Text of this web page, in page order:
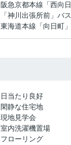
阪急京都本線 「西向日
「神川出張所前」
東海道本線 「向日町
日当たり良好
閑静な住宅地
現地見学会
室内洗濯機置場
フローリング